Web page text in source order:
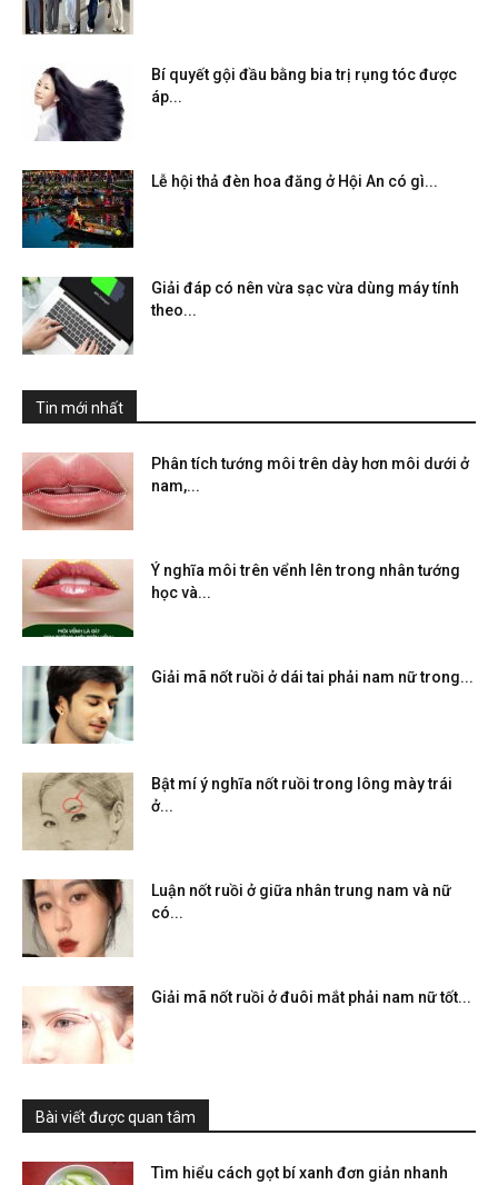
Bí quyết gội đầu bằng bia trị rụng tóc được
áp...
Lễ hội thả đèn hoa đăng ở Hội An có gì...
Giải đáp có nên vừa sạc vừa dùng máy tính
theo...
Tin mới nhất
Phân tích tướng môi trên dày hơn môi dưới ở
nam,...
Ý nghĩa môi trên vểnh lên trong nhân tướng
học và...
Giải mã nốt ruồi ở dái tai phải nam nữ trong...
Bật mí ý nghĩa nốt ruồi trong lông mày trái
ở...
Luận nốt ruồi ở giữa nhân trung nam và nữ
có...
Giải mã nốt ruồi ở đuôi mắt phải nam nữ tốt...
Bài viết được quan tâm
Tìm hiểu cách gọt bí xanh đơn giản nhanh